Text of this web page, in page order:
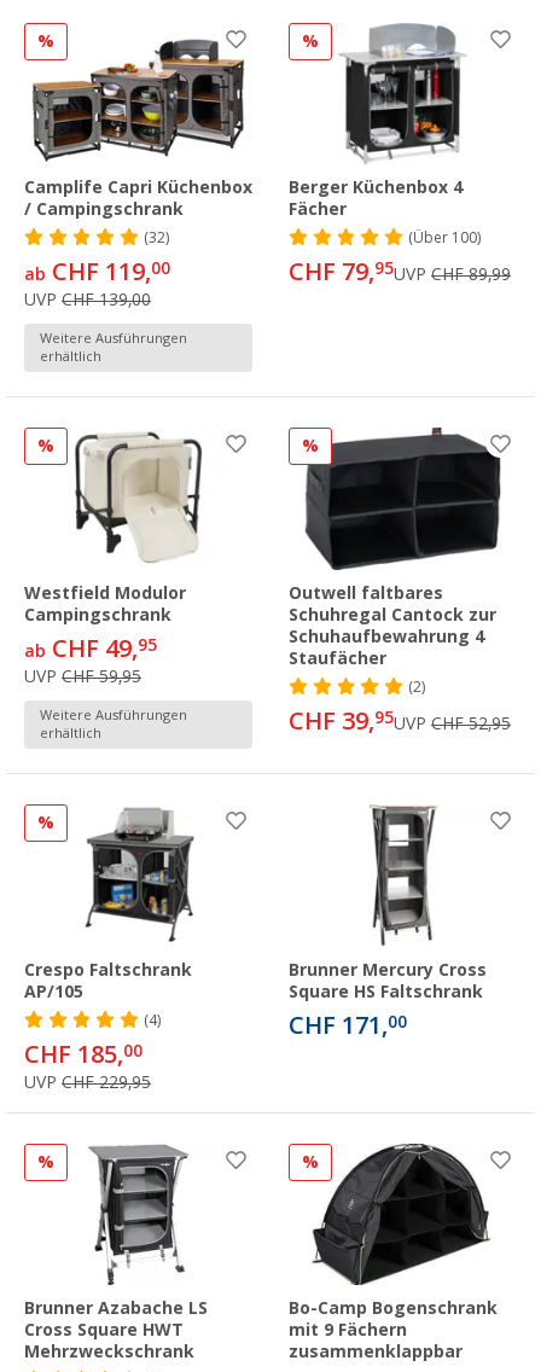
%
Camplife Capri Küchenbox
/ Campingschrank
(32)
ab CHF 119,00
UVP CHF 139,00
Weitere Ausführungen
erhältlich
%
Berger Küchenbox 4
Fächer
(Über100)
CHF 79,95UVP CHF 89,99
%
Westfield Modulor
Campingschrank
ab CHF 49,95
UVP CHF 59,95
Weitere Ausführungen
erhältlich
%
Outwell faltbares
Schuhregal Cantock zur
Schuhaufbewahrung 4
Staufächer
(2)
CHF 39,95UVP CHF 52,95
%
Crespo Faltschrank
AP/105
(4)
CHF 185,00
UVP CHF 229,95
Brunner Mercury Cross
Square HS Faltschrank
CHF 171,00
%
Brunner Azabache LS
Cross Square HWT
Mehrzweckschrank
%
Bo-Camp Bogenschrank
mit 9 Fächern
zusammenklappbar